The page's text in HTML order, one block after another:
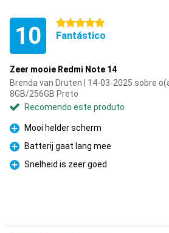
10 5 estrelas
Fantástico
Zeer mooie Redmi Note 14
Brenda van Druten | 14-03-2025 sobre
8GB/256GB Preto
Recomendo este produto
Prós
Mooi helder scherm
Prós
Batterij gaat lang mee
Prós
Snelheid is zeer goed